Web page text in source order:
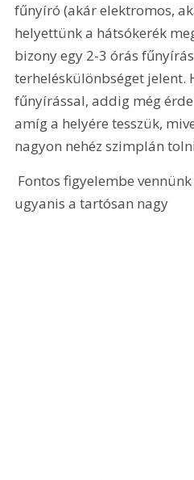
fűnyíró (akár elektromos,
helyettünk a hátsókerék
bizony egy 2-3 órás
terheléskülönbséget jelent.
fűnyírással, addig még
amíg a helyére tesszük,
nagyon nehéz szimplán
ugyanis a tartósan nagy